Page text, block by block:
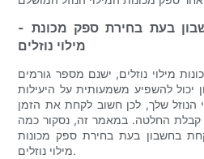
- גורמים שיש לקחת בחשבון בעת ​​בחירת ספק מכונת
מילוי נוזלים
מילוי נוזלים, ישנם מספר גורמים
יכול להשפיע משמעותית על היעילות
הנוזל שלך, לכן חשוב לקחת את הזמן
קבלת החלטה. במאמר זה, נסקור כמה
בחשבון בעת ​​בחירת ספק מכונות
מילוי נוזלים.